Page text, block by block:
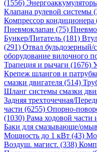
(1556)
Клапана рулевой системы
Компрессор кондиционера
Пневмоклапан (75)
Бункер/Питатель (181)
(291) Отвал
оборудование вилочного
Трапеция и рычаги (1676)
Крепеж шлангов и
смазки двигателя (514)
Шланг системы смазки
Задняя трехточечная/
части (6255) Опорно-
(1030) Рама ходовой части
Баки для смазывающе/
Мощность до 1 кВт (43)
Воздуш. магист. (338)